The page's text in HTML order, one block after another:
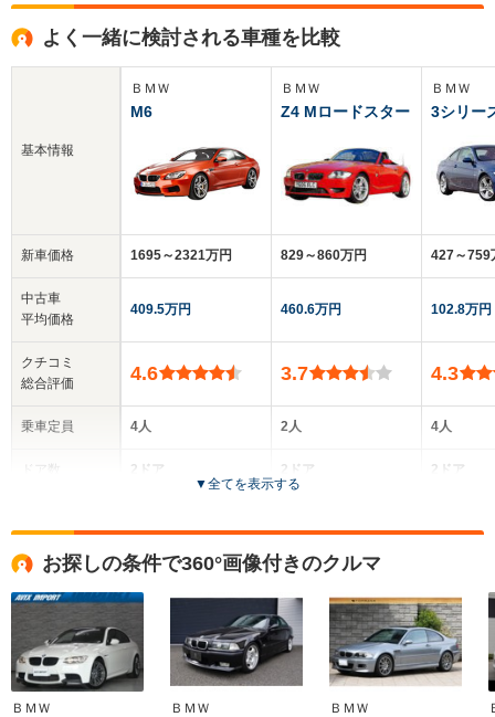
よく一緒に検討される車種を比較
基本情報
新車価格
中古車
平均価格
クチコミ
総合評価
乗車定員
ドア数
サイズ
(全長x全幅x全高)
ＢＭＷ
M6
1695～2321万円
409.5万円
4.6
4人
2ドア
全高
1.9m
全長
4.91m
ＢＭＷ
Z4 Mロードスター
829～860万円
460.6万円
3.7
2人
2ドア
全高
全幅
1.78m
全長
4.12m
ＢＭＷ
3シリー
427～759
102.8万円
4.3
4人
2ドア
全高
4.59m
▼全てを表示する
お探しの条件で360°画像付きのクルマ
ＢＭＷ ＢＭＷ ＢＭＷ